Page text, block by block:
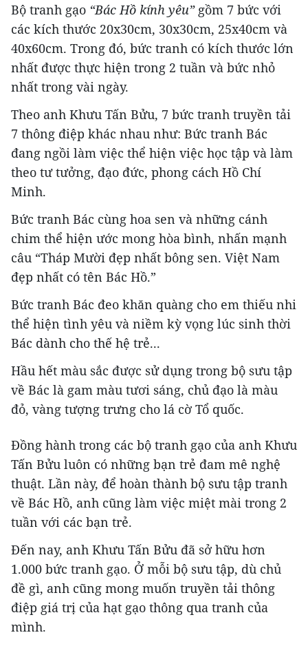
Bộ tranh gạo “Bác Hồ kính yêu”gồm 7 bức với
các kích thước 20x30cm, 30x30cm, 25x40cm và
40x60cm. Trong đó, bức tranh có kích thước lớn
nhất được thực hiện trong 2 tuần và bức nhỏ
nhất trong vài ngày.
Theo anh Khưu Tấn Bửu, 7 bức tranh truyền tải
7 thông điệp khác nhau như: Bức tranh Bác
đang ngồi làm việc thể hiện việc học tập và làm
theo tư tưởng, đạo đức, phong cách Hồ Chí
Minh.
Bức tranh Bác cùng hoa sen và những cánh
chim thể hiện ước mong hòa bình, nhấn mạnh
câu “Tháp Mười đẹp nhất bông sen. Việt Nam
đẹp nhất có tên Bác Hồ.”
Bức tranh Bác đeo khăn quàng cho em thiếu nhi
thể hiện tình yêu và niềm kỳ vọng lúc sinh thời
Bác dành cho thế hệ trẻ...
Hầu hết màu sắc được sử dụng trong bộ sưu tập
về Bác là gam màu tươi sáng, chủ đạo là màu
đỏ, vàng tượng trưng cho lá cờ Tổ quốc.
Đồng hành trong các bộ tranh gạo của anh Khưu
Tấn Bửu luôn có những bạn trẻ đam mê nghệ
thuật. Lần này, để hoàn thành bộ sưu tập tranh
về Bác Hồ, anh cũng làm việc miệt mài trong 2
tuần với các bạn trẻ.
Đến nay, anh Khưu Tấn Bửu đã sở hữu hơn
1.000 bức tranh gạo. Ở mỗi bộ sưu tập, dù chủ
đề gì, anh cũng mong muốn truyền tải thông
điệp giá trị của hạt gạo thông qua tranh của
mình.